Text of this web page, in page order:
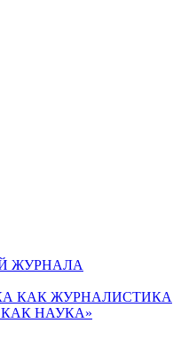
ЖУРНАЛА
КАК ЖУРНАЛИСТИКА
НАУКА»